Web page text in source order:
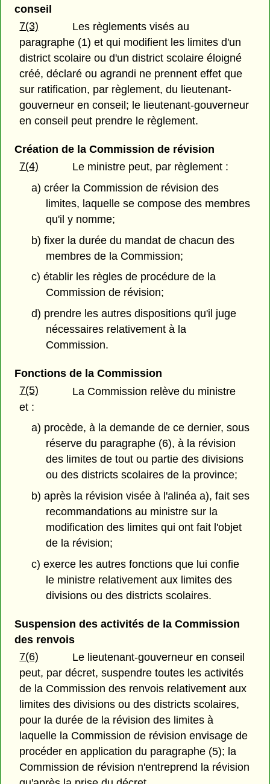
conseil
7(3)
Les règlements visés au
paragraphe (1) et qui modifient les limites d'un
district scolaire ou d'un district scolaire éloigné
créé, déclaré ou agrandi ne prennent effet que
sur ratification, par règlement, du lieutenant-
gouverneur en conseil; le lieutenant-gouverneur
en conseil peut prendre le règlement.
Création de la Commission de révision
7(4)
Le ministre peut, par règlement :
a) créer la Commission de révision des
limites, laquelle se compose des membres
qu'il y nomme;
b) fixer la durée du mandat de chacun des
membres de la Commission;
c) établir les règles de procédure de la
Commission de révision;
d) prendre les autres dispositions qu'il juge
nécessaires relativement à la
Commission.
Fonctions de la Commission
7(5)
La Commission relève du ministre
et :
a) procède, à la demande de ce dernier, sous
réserve du paragraphe (6), à la révision
des limites de tout ou partie des divisions
ou des districts scolaires de la province;
b) après la révision visée à l'alinéa a), fait ses
recommandations au ministre sur la
modification des limites qui ont fait l'objet
de la révision;
c) exerce les autres fonctions que lui confie
le ministre relativement aux limites des
divisions ou des districts scolaires.
Suspension des activités de la Commission
des renvois
7(6)
Le lieutenant-gouverneur en conseil
peut, par décret, suspendre toutes les activités
de la Commission des renvois relativement aux
limites des divisions ou des districts scolaires,
pour la durée de la révision des limites à
laquelle la Commission de révision envisage de
procéder en application du paragraphe (5); la
Commission de révision n'entreprend la révision